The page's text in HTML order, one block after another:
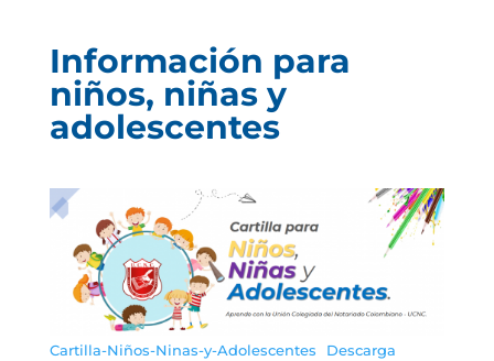
Información para
niños, niñas y
adolescentes
Cartilla-Niños-Ninas-y-Adolescentes Descarga